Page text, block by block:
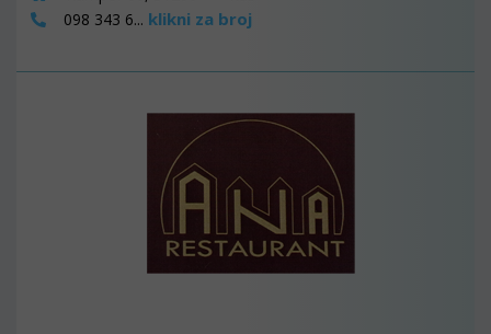
098 343 6... klikni za broj